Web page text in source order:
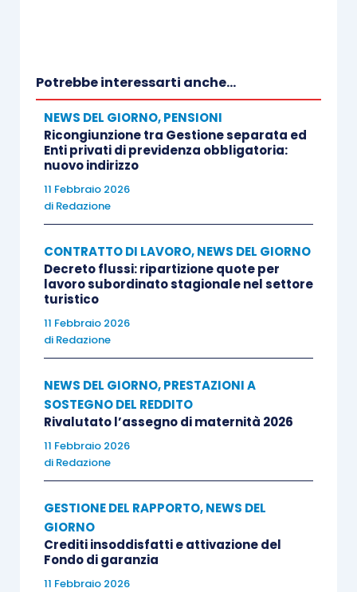
Potrebbe interessarti anche...
NEWS DEL GIORNO,PENSIONI
Ricongiunzione tra Gestione separata ed
Enti privati di previdenza obbligatoria:
nuovo indirizzo
11 Febbraio 2026
di Redazione
CONTRATTO DI LAVORO,NEWS DEL GIORNO
Decreto flussi: ripartizione quote per
lavoro subordinato stagionale nel settore
turistico
11 Febbraio 2026
di Redazione
NEWS DEL GIORNO,PRESTAZIONI A
SOSTEGNO DEL REDDITO
Rivalutato l’assegno di maternità 2026
11 Febbraio 2026
di Redazione
GESTIONE DEL RAPPORTO,NEWS DEL
GIORNO
Crediti insoddisfatti e attivazione del
Fondo di garanzia
11 Febbraio 2026